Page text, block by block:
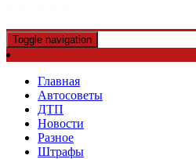
Toggle navigation
Главная
Автосоветы
ДТП
Новости
Разное
Штрафы